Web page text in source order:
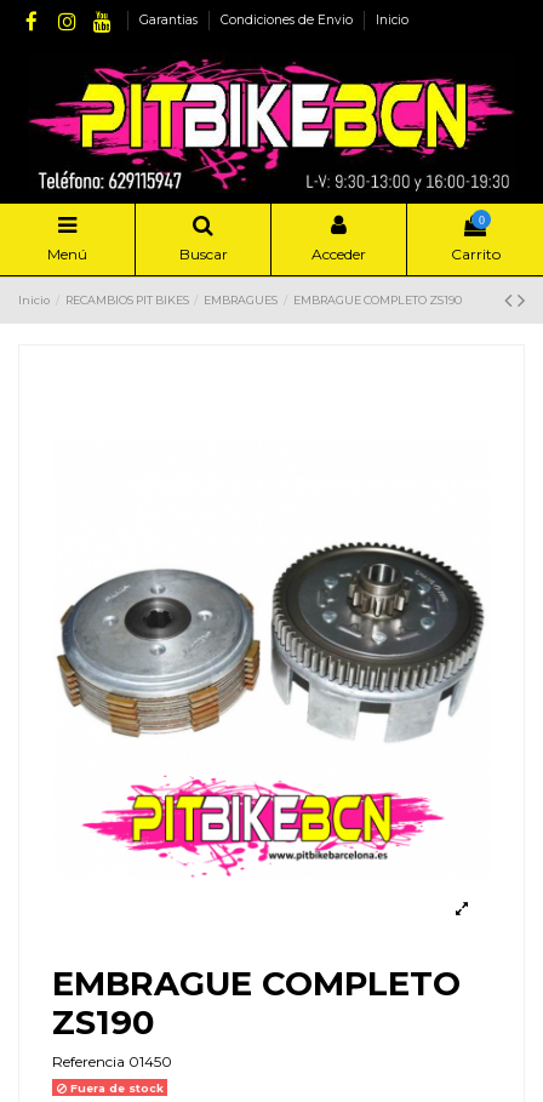
Garantias Condiciones de Envio Inicio
Menú Buscar Acceder
0
Carrito
Inicio RECAMBIOS PIT BIKES EMBRAGUES EMBRAGUE COMPLETO ZS190
EMBRAGUE COMPLETO
ZS190
Referencia 01450
Fuera de stock